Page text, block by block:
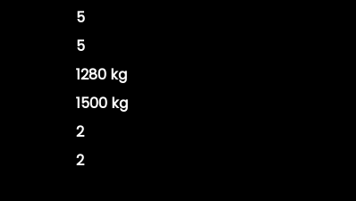
5
5
1280 kg
1500 kg
2
2